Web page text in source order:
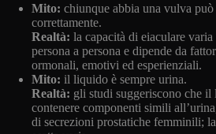
Mito: chiunque abbia una vulva può
correttamente.
Realtà: la capacità di eiaculare
persona a persona e dipende da
ormonali, emotivi ed esperienziali.
Mito: il liquido è sempre urina.
Realtà: gli studi suggeriscono che il
contenere componenti simili
di secrezioni prostatiche femminili;